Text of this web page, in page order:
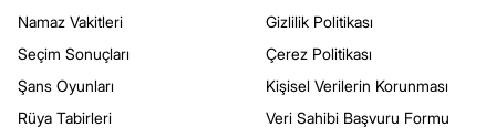
Namaz Vakitleri
Seçim Sonuçları
Şans Oyunları
Rüya Tabirleri
Gizlilik Politikası
Çerez Politikası
Kişisel Verilerin Korunması
Veri Sahibi Başvuru Formu